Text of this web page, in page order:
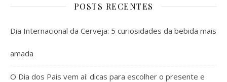
POSTS RECENTES
Dia Internacional da Cerveja: 5 curiosidades da bebida mais
amada
O Dia dos Pais vem aí: dicas para escolher o presente e